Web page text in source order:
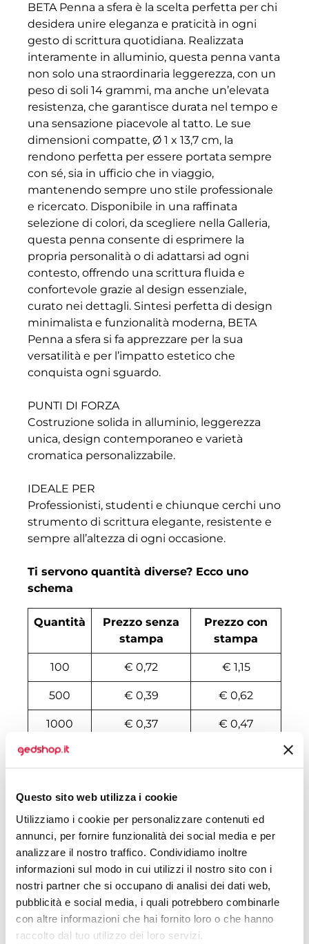
Questo sito web utilizza i cookie
Utilizziamo i cookie per personalizzare contenuti ed
annunci, per fornire funzionalità dei social media e per
analizzare il nostro traffico. Condividiamo inoltre
informazioni sul modo in cui utilizzi il nostro sito con i
nostri partner che si occupano di analisi dei dati web,
pubblicità e social media, i quali potrebbero combinarle
con altre informazioni che hai fornito loro o che hanno
raccolto dal tuo utilizzo dei loro servizi.
BETA Penna a sfera è la scelta perfetta per chi
desidera unire eleganza e praticità in ogni
gesto di scrittura quotidiana. Realizzata
interamente in alluminio, questa penna vanta
non solo una straordinaria leggerezza, con un
peso di soli 14 grammi, ma anche un’elevata
resistenza, che garantisce durata nel tempo e
una sensazione piacevole al tatto. Le sue
dimensioni compatte, Ø 1 x 13,7 cm, la
rendono perfetta per essere portata sempre
con sé, sia in ufficio che in viaggio,
mantenendo sempre uno stile professionale
e ricercato. Disponibile in una raffinata
selezione di colori, da scegliere nella Galleria,
questa penna consente di esprimere la
propria personalità o di adattarsi ad ogni
contesto, offrendo una scrittura fluida e
confortevole grazie al design essenziale,
curato nei dettagli. Sintesi perfetta di design
minimalista e funzionalità moderna, BETA
Penna a sfera si fa apprezzare per la sua
versatilità e per l’impatto estetico che
conquista ogni sguardo.
PUNTI DI FORZA
Costruzione solida in alluminio, leggerezza
unica, design contemporaneo e varietà
cromatica personalizzabile.
IDEALE PER
Professionisti, studenti e chiunque cerchi uno
strumento di scrittura elegante, resistente e
sempre all’altezza di ogni occasione.
Ti servono quantità diverse? Ecco uno
schema
Quantità
Prezzo senza
stampa
Prezzo con
stampa
100 € 0,72 € 1,15
500 € 0,39 € 0,62
1000 € 0,37 € 0,47
2000
5000 € 0,35 € 0,42
6000 € 0,35 € 0,41
7000 € 0,35
8000 € 0,35 € 0,39